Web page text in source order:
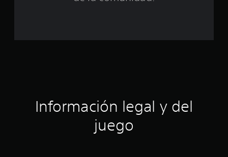
n
Información legal y del
juego